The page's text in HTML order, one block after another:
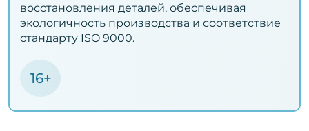
восстановления деталей, обеспечивая
экологичность производства и соответствие
стандарту ISO 9000.
16+